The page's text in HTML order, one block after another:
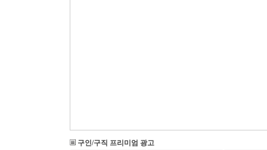
구인/구직 프리미엄 광고